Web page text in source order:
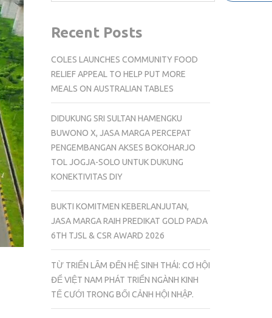
Recent Posts
COLES LAUNCHES COMMUNITY FOOD
RELIEF APPEAL TO HELP PUT MORE
MEALS ON AUSTRALIAN TABLES
DIDUKUNG SRI SULTAN HAMENGKU
BUWONO X, JASA MARGA PERCEPAT
PENGEMBANGAN AKSES BOKOHARJO
TOL JOGJA-SOLO UNTUK DUKUNG
KONEKTIVITAS DIY
BUKTI KOMITMEN KEBERLANJUTAN,
JASA MARGA RAIH PREDIKAT GOLD PADA
6TH TJSL & CSR AWARD 2026
TỪ TRIỂN LÃM ĐẾN HỆ SINH THÁI: CƠ HỘI
ĐỂ VIỆT NAM PHÁT TRIỂN NGÀNH KINH
TẾ CƯỚI TRONG BỐI CẢNH HỘI NHẬP.